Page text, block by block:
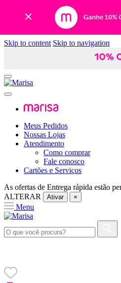
Ganhe 10%
Skip to content Skip to navigation
Meus Pedidos
Nossas Lojas
Atendimento
Como comprar
Fale conosco
Cartões e Serviços
As ofertas de Entrega rápida estão
ALTERAR
Ativar ×
Menu